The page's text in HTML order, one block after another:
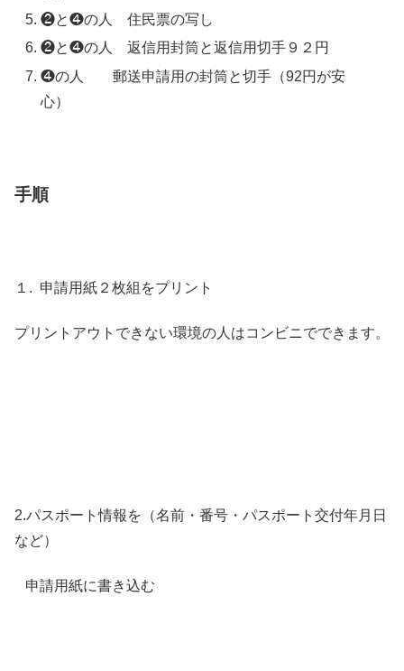
❷と❹の人 住民票の写し
❷と❹の人 返信用封筒と返信用切手９２円
❹の人 郵送申請用の封筒と切手（92円が安
心）
手順
１. 申請用紙２枚組をプリント
プリントアウトできない環境の人はコンビニでできます。
2.パスポート情報を（名前・番号・パスポート交付年月日
など）
申請用紙に書き込む